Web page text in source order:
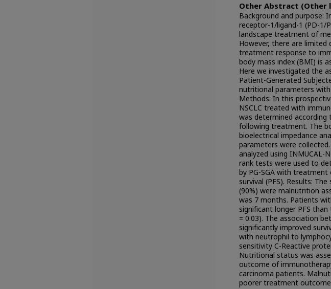
Other Abstract (Other
Background and purpose:
receptor-1/ligand-1 (PD-1/
landscape treatment of
However, there are
treatment response to
body mass index (BMI) is
Here we investigated the
Patient-Generated
nutritional parameters
Methods: In this
NSCLC treated with
was determined according
following treatment. The
bioelectrical impedance
parameters were
analyzed using INMUCAL-
rank tests were used to
by PG-SGA with
survival (PFS). Results:
(90%) were malnutrition
was 7 months. Patients
significant longer PFS
= 0.03). The association
significantly improved
with neutrophil to
sensitivity C-Reactive
Nutritional status was
outcome of
carcinoma patients.
poorer treatment